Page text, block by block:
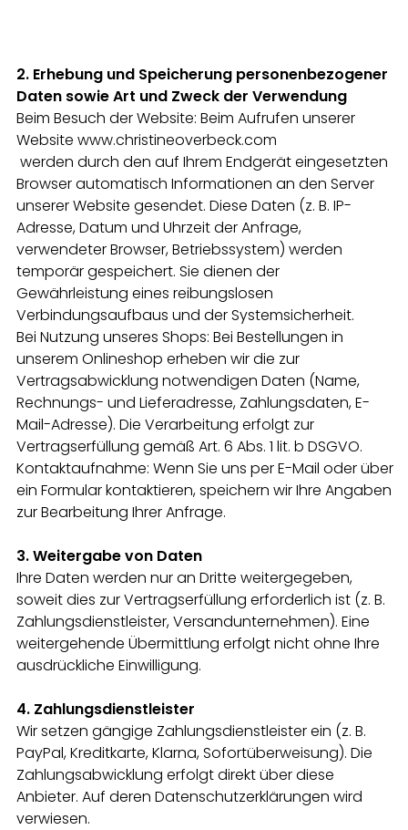
2. Erhebung und Speicherung personenbezogener
Daten sowie Art und Zweck der Verwendung
Beim Besuch der Website: Beim Aufrufen unserer
Website www.christineoverbeck.com
werden durch den auf Ihrem Endgerät eingesetzten
Browser automatisch Informationen an den Server
unserer Website gesendet. Diese Daten (z. B. IP-
Adresse, Datum und Uhrzeit der Anfrage,
verwendeter Browser, Betriebssystem) werden
temporär gespeichert. Sie dienen der
Gewährleistung eines reibungslosen
Verbindungsaufbaus und der Systemsicherheit.
Bei Nutzung unseres Shops: Bei Bestellungen in
unserem Onlineshop erheben wir die zur
Vertragsabwicklung notwendigen Daten (Name,
Rechnungs- und Lieferadresse, Zahlungsdaten, E-
Mail-Adresse). Die Verarbeitung erfolgt zur
Vertragserfüllung gemäß Art. 6 Abs. 1 lit. b DSGVO.
Kontaktaufnahme: Wenn Sie uns per E-Mail oder über
ein Formular kontaktieren, speichern wir Ihre Angaben
zur Bearbeitung Ihrer Anfrage.
3. Weitergabe von Daten
Ihre Daten werden nur an Dritte weitergegeben,
soweit dies zur Vertragserfüllung erforderlich ist (z. B.
Zahlungsdienstleister, Versandunternehmen). Eine
weitergehende Übermittlung erfolgt nicht ohne Ihre
ausdrückliche Einwilligung.
4. Zahlungsdienstleister
Wir setzen gängige Zahlungsdienstleister ein (z. B.
PayPal, Kreditkarte, Klarna, Sofortüberweisung). Die
Zahlungsabwicklung erfolgt direkt über diese
Anbieter. Auf deren Datenschutzerklärungen wird
verwiesen.